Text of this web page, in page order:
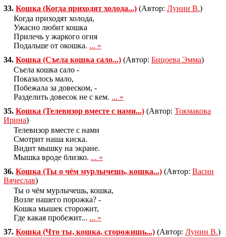
33. Кошка (Когда пpиходят холода...) (Автор: Лунин В.)
Когда пpиходят холода,
Ужасно любит кошка
Пpилечь y жаpкого огня
Подальше от окошка. ... »
34. Кошка (Съела кошка сало...) (Автор: Бицоева Эмма)
Съела кошка сало -
Показалось мало,
Побежала за довеском, -
Разделить довесок не с кем. ... »
35. Кошка (Телевизор вместе с нами...) (Автор: Токмакова
Ирина)
Телевизор вместе с нами
Смотрит наша киска.
Видит мышку на экране.
Мышка вроде близко. ... »
36. Кошка (Ты о чём мурлычешь, кошка...) (Автор: Васин
Вячеслав)
Ты о чём мурлычешь, кошка,
Возле нашего порожка? -
Кошка мышек сторожит,
Где какая пробежит... ... »
37. Кошка (Что ты, кошка, сторожишь...) (Автор: Лунин В.)